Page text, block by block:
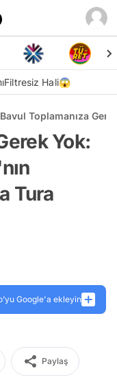
Filtresiz Hali😱
Bavul Toplamanıza
Yok:
Tura
Google'a ekleyin
Paylaş